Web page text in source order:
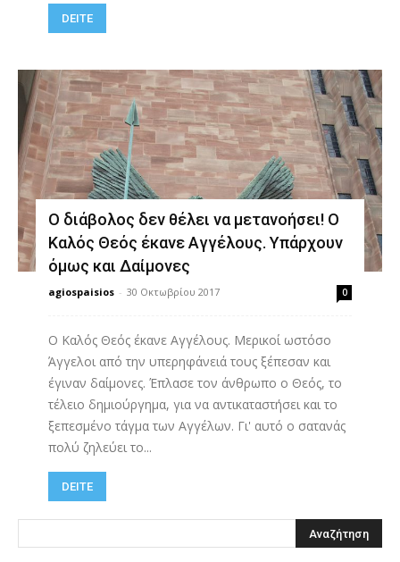
DEITE
Ο διάβολος δεν θέλει να μετανοήσει! Ο
Καλός Θεός έκανε Αγγέλους. Υπάρχουν
όμως και Δαίμονες
agiospaisios - 30 Οκτωβρίου 2017 0
Ο Καλός Θεός έκανε Αγγέλους. Μερικοί ωστόσο
Άγγελοι από την υπερηφάνειά τους ξέπεσαν και
έγιναν δαίμονες. Έπλασε τον άνθρωπο ο Θεός, το
τέλειο δημιούργημα, για να αντικαταστήσει και το
ξεπεσμένο τάγμα των Αγγέλων. Γι' αυτό ο σατανάς
πολύ ζηλεύει το...
DEITE